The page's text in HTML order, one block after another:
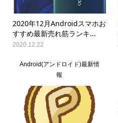
2020年12月Androidスマホお
すすめ最新売れ筋ランキ...
2020.12.22
Android(アンドロイド)最新情
報